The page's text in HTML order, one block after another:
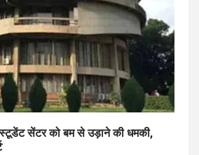
स्टूडेंट सेंटर को बम से उड़ाने की धमकी,